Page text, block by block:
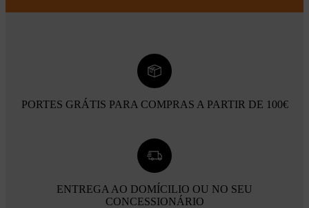
PORTES GRÁTIS PARA COMPRAS A PARTIR DE 100€
ENTREGA AO DOMÍCILIO OU NO SEU
CONCESSIONÁRIO